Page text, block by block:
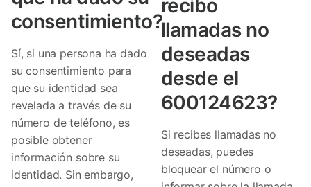
consentimiento?
Sí, si una persona ha dado
su consentimiento para
que su identidad sea
revelada a través de su
número de teléfono, es
posible obtener
información sobre su
identidad. Sin embargo,
recibo
llamadas no
deseadas
desde el
600124623?
Si recibes llamadas no
deseadas, puedes
bloquear el número o